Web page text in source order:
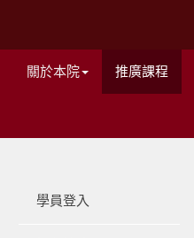
關於本院 推廣課程
學員登入